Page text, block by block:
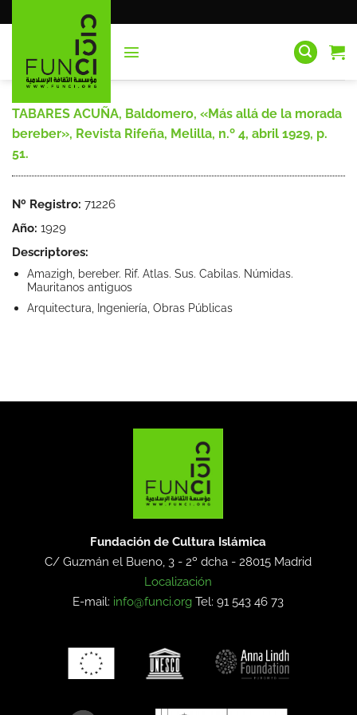
al
TABARES ACUÑA, Baldomero, «Más allá de la morada
bereber», Revista Rifeña, Melilla, n.º 4, abril 1929, p.
51.
Nº Registro: 71226
Año: 1929
Descriptores:
Amazigh, bereber. Rif. Atlas. Sus. Cabilas. Númidas.
Mauritanos antiguos
Arquitectura, Ingeniería, Obras Públicas
Fundación de Cultura Islámica
C/ Guzmán el Bueno, 3 - 2º dcha -28015 Madrid
Localización
E-mail: info@funci.org Tel: 91 543 46 73